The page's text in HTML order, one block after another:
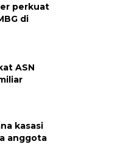
perkuat
di
ASN
kasasi
anggota